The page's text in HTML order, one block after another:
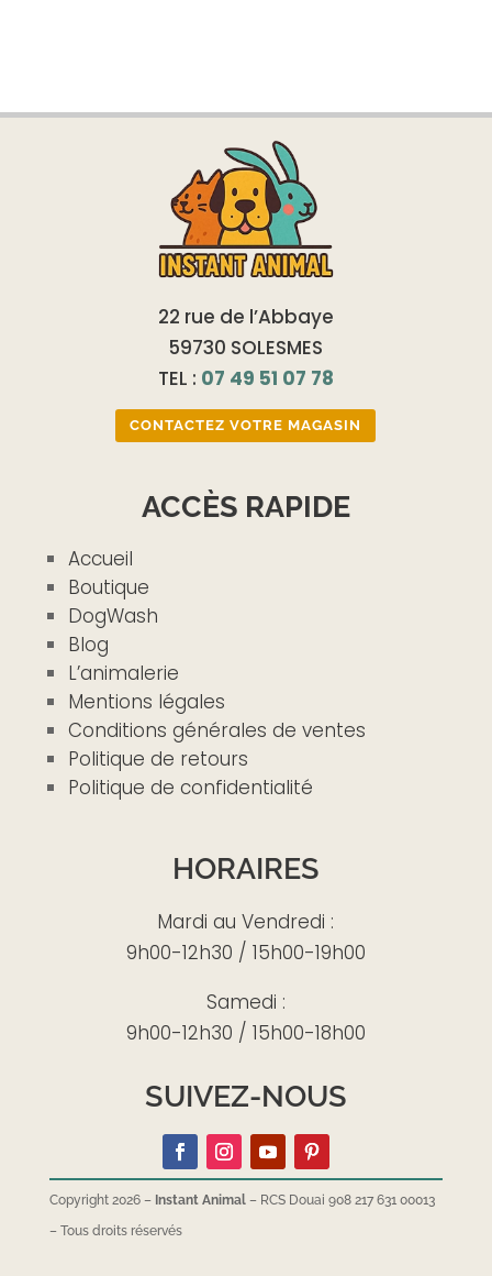
22 rue de l’Abbaye
59730 SOLESMES
TEL : 07 49 51 07 78
CONTACTEZ VOTRE MAGASIN
ACCÈS RAPIDE
Accueil
Boutique
DogWash
Blog
L’animalerie
Mentions légales
Conditions générales de ventes
Politique de retours
Politique de confidentialité
HORAIRES
Mardi au Vendredi :
9h00-12h30 / 15h00-19h00
Samedi :
9h00-12h30 / 15h00-18h00
SUIVEZ-NOUS
Copyright 2026 – Instant Animal– RCS Douai 908 217 631 00013
– Tous droits réservés